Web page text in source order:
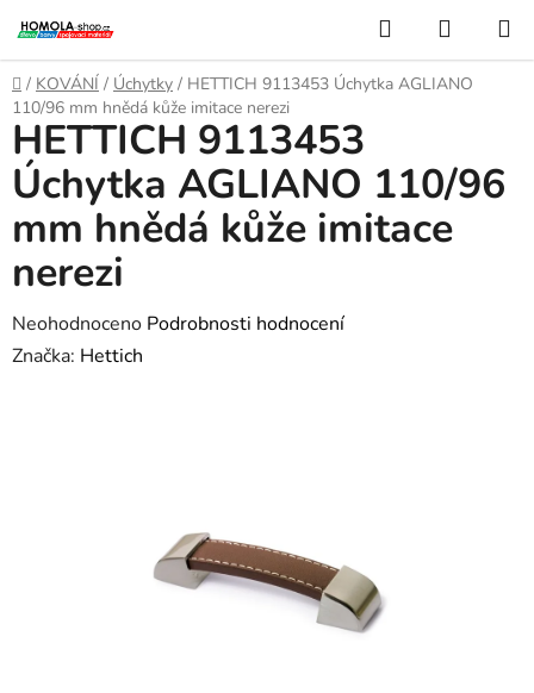
na
obsah
Hledat
KOŠÍK
Domů
/ KOVÁNÍ / Úchytky / HETTICH 9113453 Úchytka AGLIANO
110/96 mm hnědá kůže imitace nerezi
HETTICH 9113453
Úchytka AGLIANO 110/96
mm hnědá kůže imitace
nerezi
Průměrné
hodnocení
Neohodnoceno Podrobnosti hodnocení
Značka: Hettich